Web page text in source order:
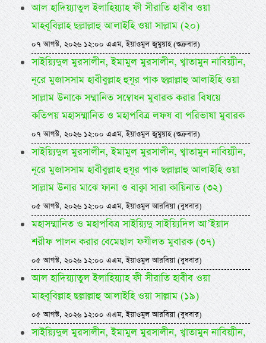
আল হাদিয়্যাতুল ইলাহিয়্যাহ ফী সীরাতি হাবীব ওয়া
মাহবূবিল্লাহ ছল্লাল্লাহু আলাইহি ওয়া সাল্লাম (২০)
০৭ আগস্ট, ২০২৬ ১২:০০ এএম, ইয়াওমুল জুমুয়াহ (শুক্রবার)
সাইয়্যিদুল মুরসালীন, ইমামুল মুরসালীন, খ্বাতামুন নাবিয়্যীন,
নূরে মুজাসসাম হাবীবুল্লাহ হুযূর পাক ছল্লাল্লাহু আলাইহি ওয়া
সাল্লাম উনাকে সম্মানিত সম্বোধন মুবারক করার বিষয়ে
কতিপয় মহাসম্মানিত ও মহাপবিত্র লফয বা পরিভাষা মুবারক
০৭ আগস্ট, ২০২৬ ১২:০০ এএম, ইয়াওমুল জুমুয়াহ (শুক্রবার)
সাইয়্যিদুল মুরসালীন, ইমামুল মুরসালীন, খ্বাতামুন নাবিয়্যীন,
নূরে মুজাসসাম হাবীবুল্লাহ হুযূর পাক ছল্লাল্লাহু আলাইহি ওয়া
সাল্লাম উনার মাঝে ফানা ও বাক্বা সারা কায়িনাত (৩২)
০৫ আগস্ট, ২০২৬ ১২:০০ এএম, ইয়াওমুল আরবিয়া (বুধবার)
মহাসম্মানিত ও মহাপবিত্র সাইয়্যিদু সাইয়্যিদিল আ’ইয়াদ
শরীফ পালন করার বেমেছাল ফযীলত মুবারক (৩৭)
০৫ আগস্ট, ২০২৬ ১২:০০ এএম, ইয়াওমুল আরবিয়া (বুধবার)
আল হাদিয়্যাতুল ইলাহিয়্যাহ ফী সীরাতি হাবীব ওয়া
মাহবূবিল্লাহ ছল্লাল্লাহু আলাইহি ওয়া সাল্লাম (১৯)
০৫ আগস্ট, ২০২৬ ১২:০০ এএম, ইয়াওমুল আরবিয়া (বুধবার)
সাইয়্যিদুল মুরসালীন, ইমামুল মুরসালীন, খ্বাতামুন নাবিয়্যীন,